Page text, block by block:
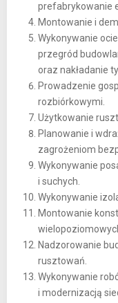
prefabrykowanie
Montowanie i
Wykonywanie
przegród
oraz nakładanie
Prowadzenie
rozbiórkowymi.
Użytkowanie
Planowanie i
zagrożeniom
Wykonywanie
i suchych.
Wykonywanie
Montowanie
Nadzorowanie
rusztowań.
Wykonywanie
i modernizacją